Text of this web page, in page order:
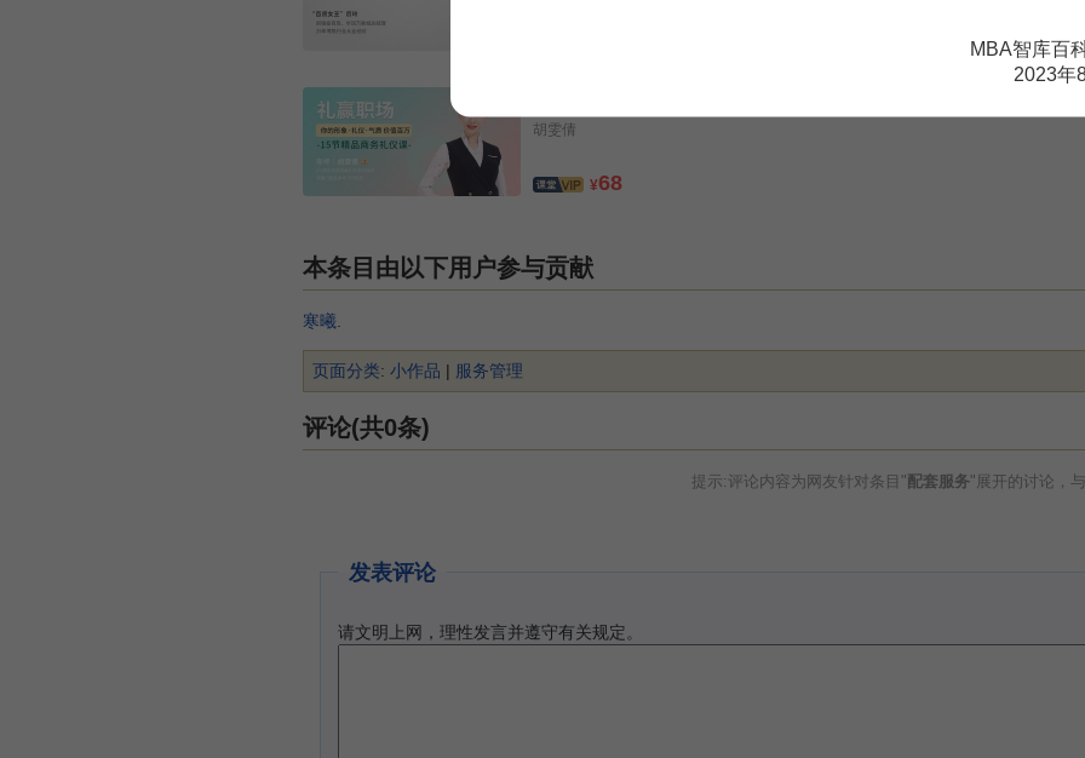
胡雯倩
¥68
本条目由以下用户参与贡献
寒曦
页面分类: 小作品 | 服务管理
评论(共0条)
提示:评论内容为网友针对条目" 配套服务"展开的讨论，
发表评论
请文明上网，理性发言并遵守有关规定。
MBA智库百
2023年